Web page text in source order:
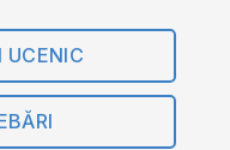
UCENIC